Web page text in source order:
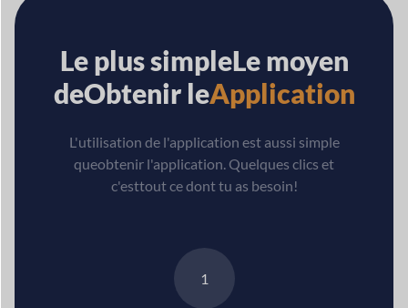
Le plus simpleLe moyen
deObtenir leApplication
L'utilisation de l'application est aussi simple
queobtenir l'application. Quelques clics et
c'esttout ce dont tu as besoin!
1